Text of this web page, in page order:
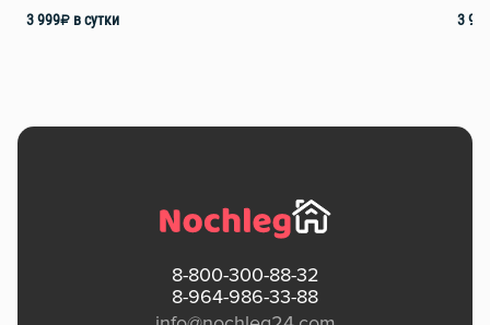
3 999₽ в сутки 3 999
8-800-300-88-32
8-964-986-33-88